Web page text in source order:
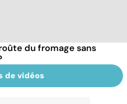
du fromage sans
de vidéos